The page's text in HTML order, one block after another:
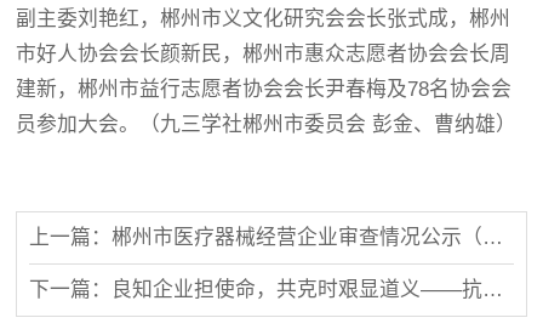
副主委刘艳红，郴州市义文化研究会会长张式成，郴州
市好人协会会长颜新民，郴州市惠众志愿者协会会长周
建新，郴州市益行志愿者协会会长尹春梅及78名协会会
员参加大会。（九三学社郴州市委员会 彭金、曹纳雄）
上一篇：郴州市医疗器械经营企业审查情况公示（第2017-015号（械）
下一篇：良知企业担使命，共克时艰显道义——抗击新冠肺炎疫情，九三学社郴州市委在行动（之十九）